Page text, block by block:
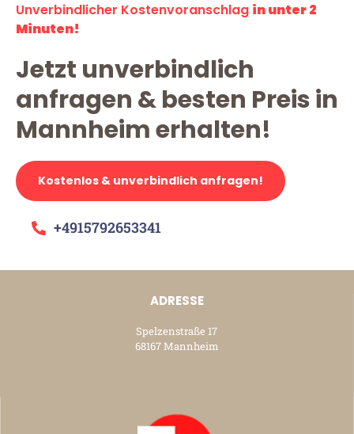
Unverbindlicher Kostenvoranschlag in unter 2
Minuten!
Jetzt unverbindlich
anfragen & besten Preis in
Mannheim erhalten!
Kostenlos & unverbindlich anfragen!
+4915792653341
ADRESSE
Spelzenstraße 17
68167 Mannheim